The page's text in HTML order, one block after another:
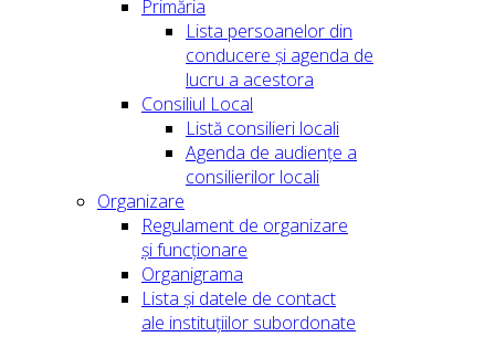
Primăria
Lista persoanelor din
conducere şi agenda de
lucru a acestora
Consiliul Local
Listă consilieri locali
Agenda de audiențe a
consilierilor locali
Organizare
Regulament de organizare
și funcționare
Organigrama
Lista și datele de contact
ale instituțiilor subordonate